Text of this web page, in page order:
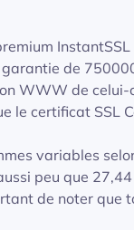
InstantSSL
de
WWW de celui-
le certificat SSL
variables
peu que
de noter que